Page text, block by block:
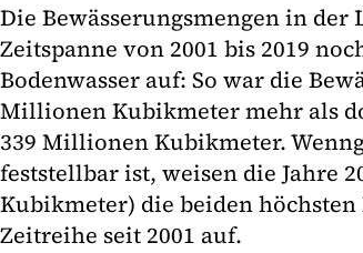
Die Bewässerungsmengen in
Zeitspanne von 2001 bis 2019
Bodenwasser auf: So war die
Millionen Kubikmeter mehr als
339 Millionen Kubikmeter.
feststellbar ist, weisen die Jahre
Kubikmeter) die beiden höchsten
Zeitreihe seit 2001 auf.